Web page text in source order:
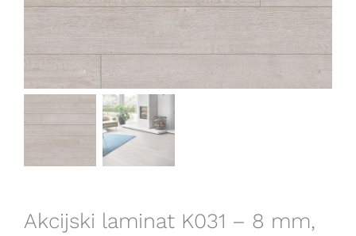
Saveti
Akcijski laminat K031 – 8 mm,